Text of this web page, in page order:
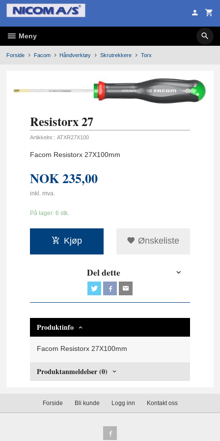
Gå
innholdet
Meny
Forside Facom Håndverktøy Skrutrekkere Torx
Resistorx 27
Artikkelnr.: ATXR27X100
Facom Resistorx 27X100mm
NOK235,00
inkl. mva.
På lager: 6 stk.
Kjøp Ønskeliste
Del dette
Produktinfo
Facom Resistorx 27X100mm
Produktanmeldelser (0)
Forside Bli kunde Logg inn Kontakt oss